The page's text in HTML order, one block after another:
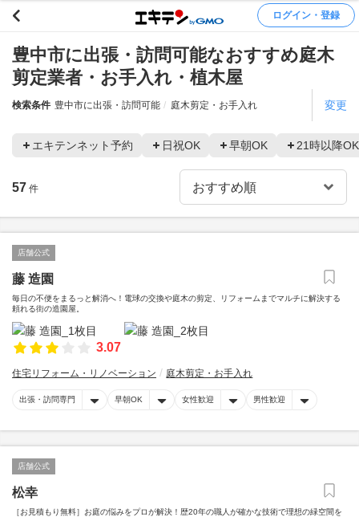
ログイン・登録
豊中市に出張・訪問可能なおすすめ庭木
剪定業者・お手入れ・植木屋
検索条件 豊中市に出張・訪問可能 庭木剪定・お手入れ 変更
エキテンネット予約 日祝OK 早朝OK 21時以降OK
57 件
店舗公式
藤 造園
毎日の不便をまるっと解消へ！電球の交換や庭木の剪定、リフォームまでマルチに解決する
頼れる街の造園屋。
3.07
住宅リフォーム・リノベーション 庭木剪定・お手入れ
出張・訪問専門 早朝OK 女性歓迎 男性歓迎
店舗公式
松幸
［お見積もり無料］お庭の悩みをプロが解決！歴20年の職人が確かな技術で理想の緑空間を